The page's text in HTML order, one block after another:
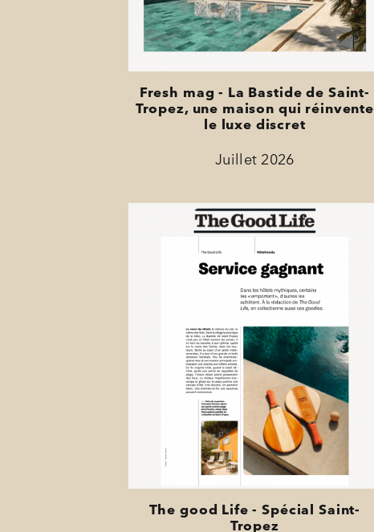
Fresh mag - La Bastide de Saint-
Tropez, une maison qui réinvente
le luxe discret
Juillet 2026
The good Life - Spécial Saint-
Tropez